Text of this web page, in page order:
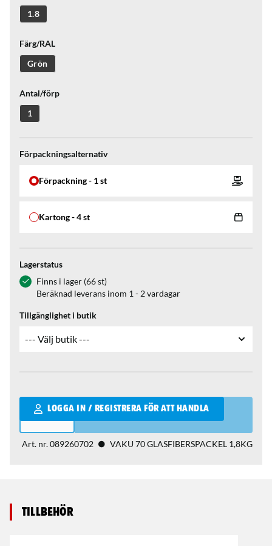
1.8
Färg/RAL
Grön
Antal/förp
1
Förpackningsalternativ
Förpackning - 1 st
Kartong - 4 st
Lagerstatus
Finns i lager (66 st)
Beräknad leverans inom 1 - 2 vardagar
Tillgänglighet i butik
LOGGA IN / REGISTRERA FÖR ATT HANDLA
Qantity
Art. nr.089260702 VAKU 70 GLASFIBERSPACKEL 1,8KG
Tillbehör